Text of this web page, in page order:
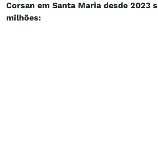
Corsan em Santa Maria desde 2023
milhões: